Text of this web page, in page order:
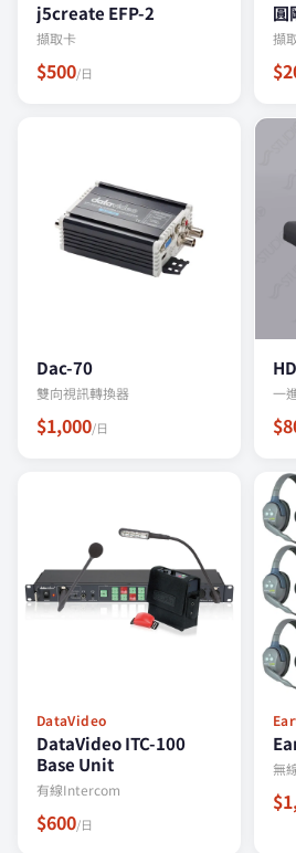
j5create EFP-2
擷取卡
$500/日
圓
擷
Dac-70
雙向視訊轉換器
$1,000/日
一
DataVideo
DataVideo ITC-100
Base Unit
有線Intercom
$600/日
無